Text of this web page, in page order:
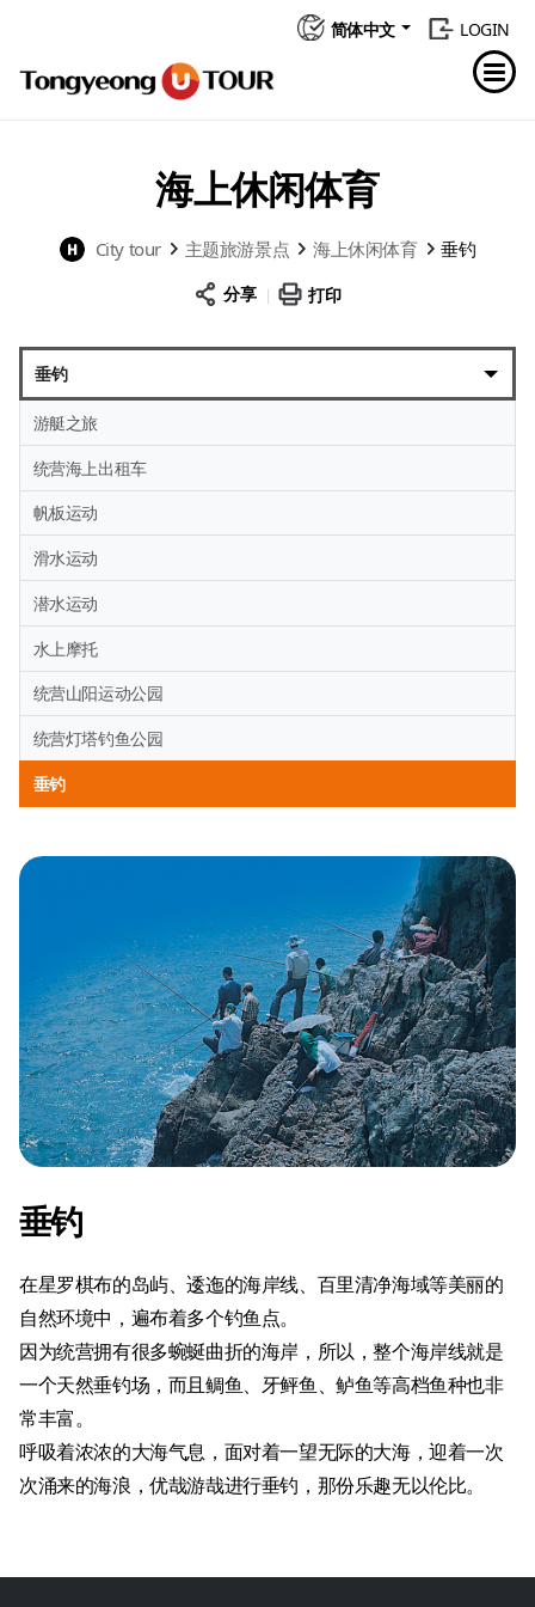
简体中文 LOGIN
海上休闲体育
City tour 主题旅游景点 海上休闲体育 垂钓
分享 打印
垂钓
游艇之旅
统营海上出租车
帆板运动
滑水运动
潜水运动
水上摩托
统营山阳运动公园
统营灯塔钓鱼公园
垂钓
垂钓
在星罗棋布的岛屿、逶迤的海岸线、百里清净海域等美丽的
自然环境中，遍布着多个钓鱼点。
因为统营拥有很多蜿蜒曲折的海岸，所以，整个海岸线就是
一个天然垂钓场，而且鲷鱼、牙鲆鱼、鲈鱼等高档鱼种也非
常丰富。
呼吸着浓浓的大海气息，面对着一望无际的大海，迎着一次
次涌来的海浪，优哉游哉进行垂钓，那份乐趣无以伦比。